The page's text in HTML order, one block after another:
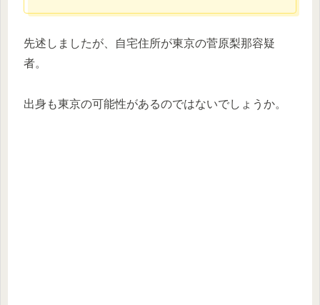
先述しましたが、自宅住所が東京の菅原梨那容疑
者。
出身も東京の可能性があるのではないでしょうか。